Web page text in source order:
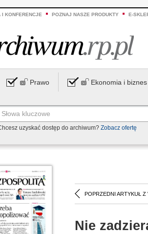
I KONFERENCJE POZNAJ NASZE PRODUKTY E-
Prawo Ekonomia i biznes
uzyskać dostęp do archiwum? Zobacz ofertę
POPRZEDNI ARTYKUŁ Z
Nie